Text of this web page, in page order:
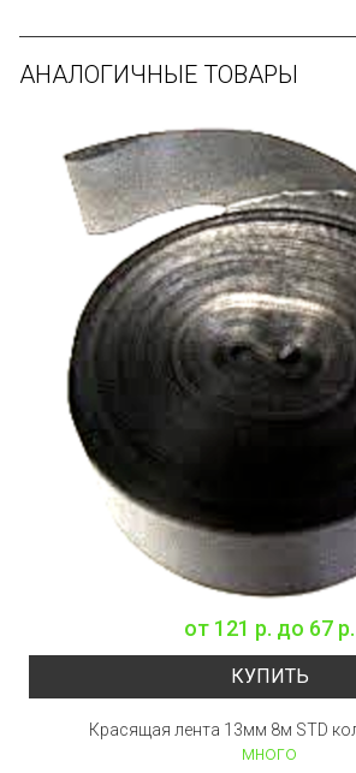
АНАЛОГИЧНЫЕ ТОВАРЫ
от 121 р. до 67 р.
КУПИТЬ
Красящая лента 13мм 8м STD
много